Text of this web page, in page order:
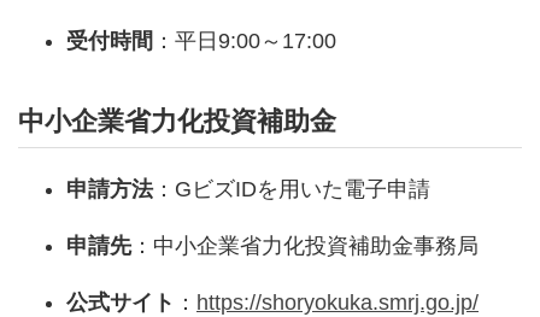
受付時間 ：平日9:00～17:00
中小企業省力化投資補助金
申請方法：GビズIDを用いた電子申請
申請先：中小企業省力化投資補助金事務局
公式サイト ： https://shoryokuka.smrj.go.jp/